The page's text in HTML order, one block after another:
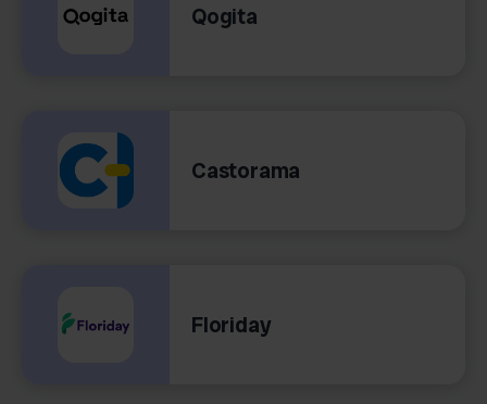
Qogita
Castorama
Floriday